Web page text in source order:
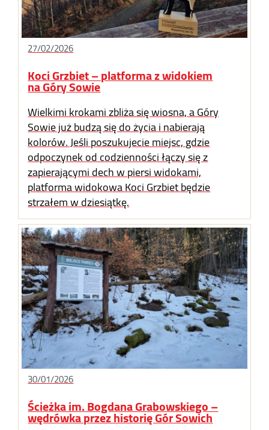
27/02/2026
Koci Grzbiet – platforma z widokiem
na Góry Sowie
Wielkimi krokami zbliża się wiosna, a Góry
Sowie już budzą się do życia i nabierają
kolorów. Jeśli poszukujecie miejsc, gdzie
odpoczynek od codzienności łączy się z
zapierającymi dech w piersi widokami,
platforma widokowa Koci Grzbiet będzie
strzałem w dziesiątkę.
30/01/2026
Ścieżka im. Bogdana Grabowskiego –
wędrówka przez historię Gór Sowich